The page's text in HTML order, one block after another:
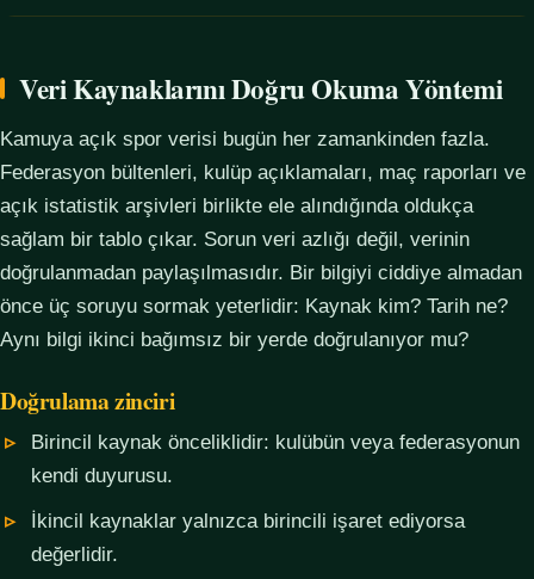
Veri Kaynaklarını Doğru Okuma Yöntemi
Kamuya açık spor verisi bugün her zamankinden fazla.
Federasyon bültenleri, kulüp açıklamaları, maç raporları ve
açık istatistik arşivleri birlikte ele alındığında oldukça
sağlam bir tablo çıkar. Sorun veri azlığı değil, verinin
doğrulanmadan paylaşılmasıdır. Bir bilgiyi ciddiye almadan
önce üç soruyu sormak yeterlidir: Kaynak kim? Tarih ne?
Aynı bilgi ikinci bağımsız bir yerde doğrulanıyor mu?
Doğrulama zinciri
Birincil kaynak önceliklidir: kulübün veya federasyonun
kendi duyurusu.
İkincil kaynaklar yalnızca birincili işaret ediyorsa
değerlidir.